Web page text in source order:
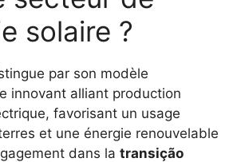
solaire ?
par son modèle
innovant alliant production
favorisant un usage
et une énergie renouvelable
dans la transição